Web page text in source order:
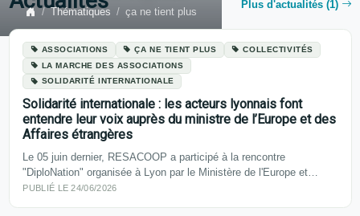
Thématiques ça ne tient plus
Plus d'actualités (1)
ASSOCIATIONS ÇA NE TIENT PLUS
COLLECTIVITÉS
LA MARCHE DES ASSOCIATIONS
SOLIDARITÉ INTERNATIONALE
Solidarité internationale : les acteurs lyonnais font
entendre leur voix auprès du ministre de l’Europe et des
Affaires étrangères
Le 05 juin dernier, RESACOOP a participé à la rencontre
"DiploNation" organisée à Lyon par le Ministère de l'Europe et…
PUBLIÉ LE 24/06/2026